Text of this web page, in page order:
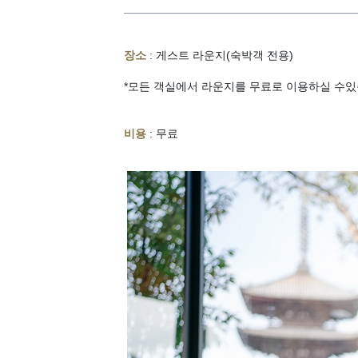
장소 : 게스트 라운지(숙박객 전용)
*모든 객실에서 라운지를 무료로 이용하실 수
비용 : 무료